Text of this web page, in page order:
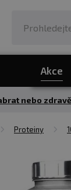
Akce
nebo
Proteiny